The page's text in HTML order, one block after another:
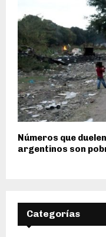
Números que
argentinos son
Categorías